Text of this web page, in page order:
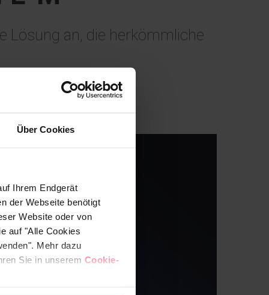
Über Cookies
Ihrem Endgerät
der Webseite benötigt
Website oder von
auf "Alle Cookies
Mehr dazu
Sie in unserem Cookie-
Lösung an, die herkömmliche